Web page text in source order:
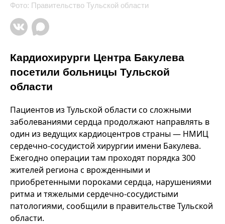
Фото: Правительство Тульской области
Кардиохирурги Центра Бакулева
посетили больницы Тульской
области
Пациентов из Тульской области со сложными
заболеваниями сердца продолжают направлять в
один из ведущих кардиоцентров страны — НМИЦ
сердечно-сосудистой хирургии имени Бакулева.
Ежегодно операции там проходят порядка 300
жителей региона с врожденными и
приобретенными пороками сердца, нарушениями
ритма и тяжелыми сердечно-сосудистыми
патологиями, сообщили в правительстве Тульской
области.